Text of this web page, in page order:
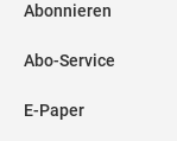
Abonnieren
Abo-Service
E-Paper